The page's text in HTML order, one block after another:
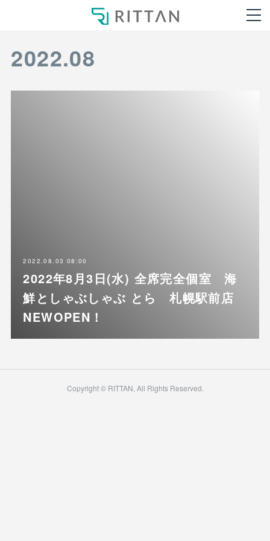
2022.08
2022.08.03 08:00
2022年8月3日(水) 全席完全個室 海
鮮としゃぶしゃぶ とら 札幌駅前店
NEWOPEN！
Copyright © RITTAN, All Rights Reserved.